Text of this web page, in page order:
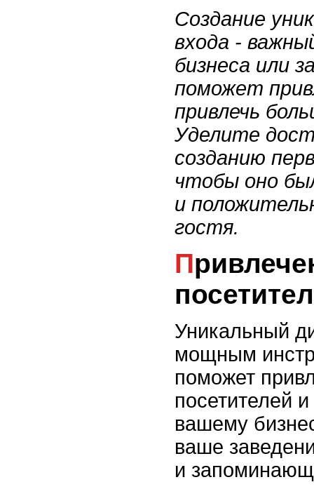
Создание
входа -
бизнеса или
поможет
привлечь
Уделите
созданию
чтобы оно
и
гостя.
Привлечение внимания
Уникальный
мощным
поможет
посетителей
вашему
ваше
и